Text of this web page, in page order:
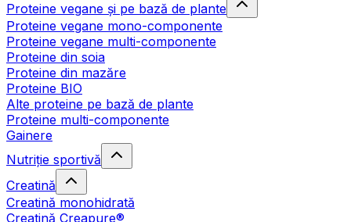
Proteine vegane și pe bază de plante
Proteine vegane mono-componente
Proteine vegane multi-componente
Proteine din soia
Proteine din mazăre
Proteine BIO
Alte proteine pe bază de plante
Proteine multi-componente
Gainere
Nutriție sportivă
Creatină
Creatină monohidrată
Creatină Creapure®